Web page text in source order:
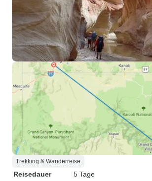
Trekking & Wanderreise
Reisedauer
5 Tage